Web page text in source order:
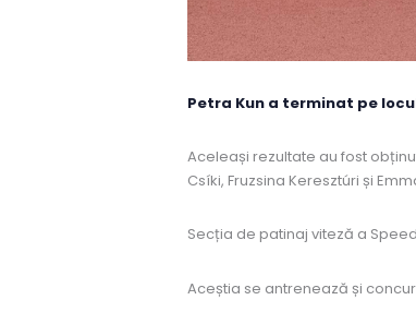
Petra Kun a terminat pe
Aceleași rezultate au fost
Csíki, Fruzsina Keresztúri și
Secția de patinaj viteză a
Aceștia se antrenează și